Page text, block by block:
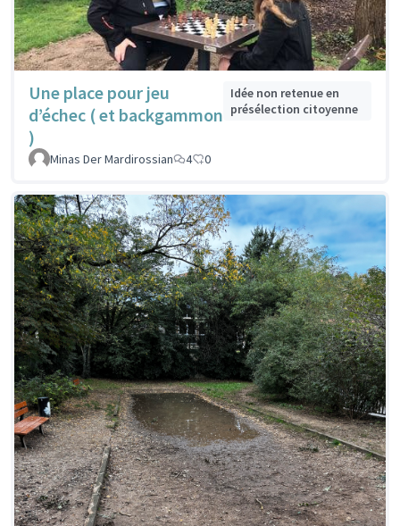
Une place pour jeu
d’échec ( et backgammon
)
Idée non retenue en
présélection citoyenne
Minas Der Mardirossian 4 0